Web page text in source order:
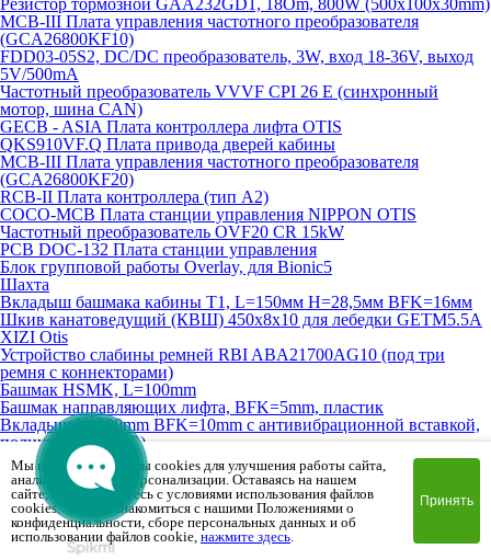
Резистор тормозной GAA232GD1, 18Om, 800W (500x100x30mm)
MCB-III Плата управления частотного преобразователя
(GCA26800KF10)
FDD03-05S2, DC/DC преобразователь, 3W, вход 18-36V, выход
5V/500mA
Частотный преобразователь VVVF CPI 26 E (синхронный
мотор, шина CAN)
GECB - ASIA Плата контроллера лифта OTIS
QKS910VF.Q Плата привода дверей кабины
MCB-III Плата управления частотного преобразователя
(GCA26800KF20)
RCB-II Плата контроллера (тип A2)
COCO-MCB Плата станции управления NIPPON OTIS
Частотный преобразователь OVF20 CR 15kW
PCB DOC-132 Плата станции управления
Блок групповой работы Overlay, для Bionic5
Шахта
Вкладыш башмака кабины T1, L=150мм H=28,5мм BFK=16мм
Шкив канатоведущий (КВШ) 450х8х10 для лебедки GETM5.5A
XIZI Otis
Устройство слабины ремней RBI ABA21700AG10 (под три
ремня с коннекторами)
Башмак HSMK, L=100mm
Башмак направляющих лифта, BFK=5mm, пластик
Вкладыш L=100mm BFK=10mm с антивибрационной вставкой,
полиуретан (FSFG)
Вкладыш L=100mm BFK=16mm с антивибрационной вставкой,
полиуретан (FSFG)
Вкладыш башмака направляющей T5 кабины/противовеса
73х48х9 BFK=5mm
Вкладыш башмака направляющей T16 кабины/противовеса
127х34mm BFK=16mm (аналог)
Мы используем файлы cookies для улучшения работы сайта,
анализа трафика и персонализации. Оставаясь на нашем
сайте, вы соглашаетесь с условиями использования файлов
cookies. Чтобы ознакомиться с нашими Положениями о
конфиденциальности, сборе персональных данных и об
использовании файлов cookie, нажмите здесь.
Принять